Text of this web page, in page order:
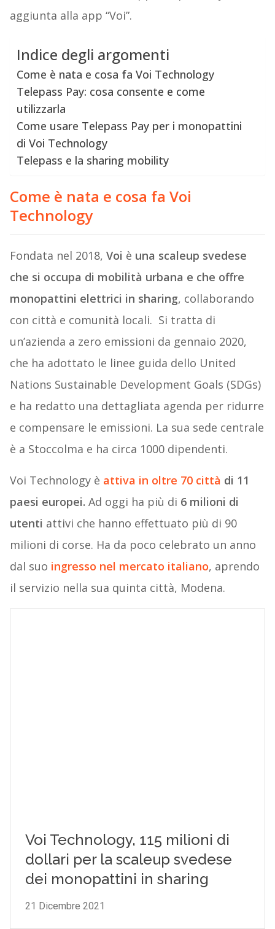
aggiunta alla app “Voi”.
Indice degli argomenti
Come è nata e cosa fa Voi Technology
Telepass Pay: cosa consente e come
utilizzarla
Come usare Telepass Pay per i monopattini
di Voi Technology
Telepass e la sharing mobility
Come è nata e cosa fa Voi
Technology
Fondata nel 2018, Voi è una scaleup svedese
che si occupa di mobilità urbana e che offre
monopattini elettrici in sharing, collaborando
con città e comunità locali. Si tratta di
un’azienda a zero emissioni da gennaio 2020,
che ha adottato le linee guida dello United
Nations Sustainable Development Goals (SDGs)
e ha redatto una dettagliata agenda per ridurre
e compensare le emissioni. La sua sede centrale
è a Stoccolma e ha circa 1000 dipendenti.
Voi Technology è attiva in oltre 70 città di 11
paesi europei. Ad oggi ha più di 6 milioni di
utenti attivi che hanno effettuato più di 90
milioni di corse. Ha da poco celebrato un anno
dal suo ingresso nel mercato italiano, aprendo
il servizio nella sua quinta città, Modena.